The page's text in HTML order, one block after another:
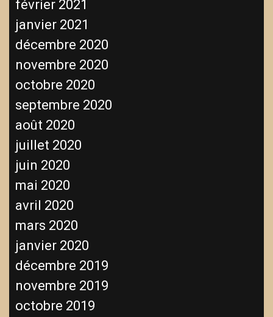
février 2021
janvier 2021
décembre 2020
novembre 2020
octobre 2020
septembre 2020
août 2020
juillet 2020
juin 2020
mai 2020
avril 2020
mars 2020
janvier 2020
décembre 2019
novembre 2019
octobre 2019